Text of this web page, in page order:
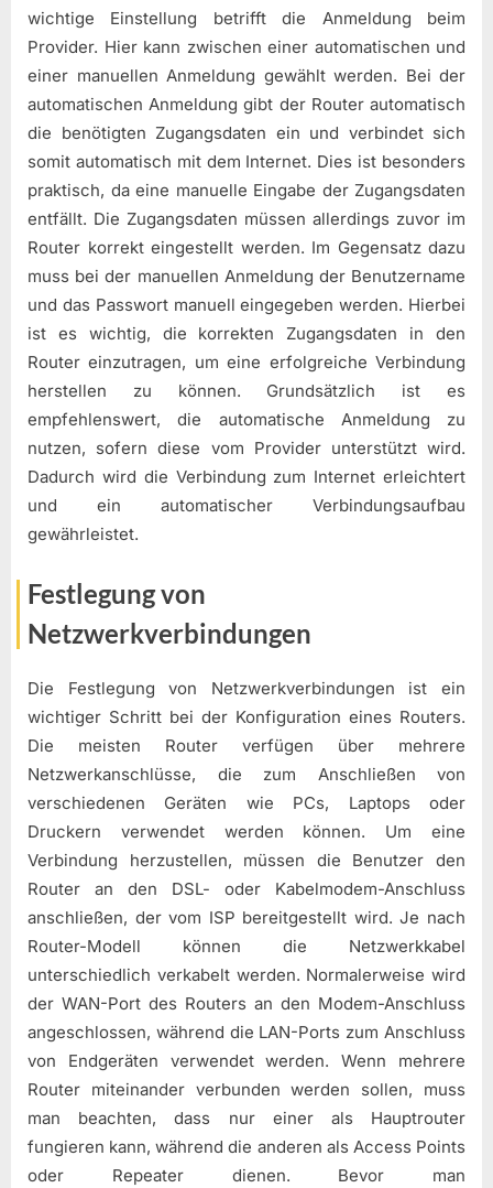
wichtige Einstellung betrifft die Anmeldung beim
Provider. Hier kann zwischen einer automatischen und
einer manuellen Anmeldung gewählt werden. Bei der
automatischen Anmeldung gibt der Router automatisch
die benötigten Zugangsdaten ein und verbindet sich
somit automatisch mit dem Internet. Dies ist besonders
praktisch, da eine manuelle Eingabe der Zugangsdaten
entfällt. Die Zugangsdaten müssen allerdings zuvor im
Router korrekt eingestellt werden. Im Gegensatz dazu
muss bei der manuellen Anmeldung der Benutzername
und das Passwort manuell eingegeben werden. Hierbei
ist es wichtig, die korrekten Zugangsdaten in den
Router einzutragen, um eine erfolgreiche Verbindung
herstellen zu können. Grundsätzlich ist es
empfehlenswert, die automatische Anmeldung zu
nutzen, sofern diese vom Provider unterstützt wird.
Dadurch wird die Verbindung zum Internet erleichtert
und ein automatischer Verbindungsaufbau
gewährleistet.
Festlegung von
Netzwerkverbindungen
Die Festlegung von Netzwerkverbindungen ist ein
wichtiger Schritt bei der Konfiguration eines Routers.
Die meisten Router verfügen über mehrere
Netzwerkanschlüsse, die zum Anschließen von
verschiedenen Geräten wie PCs, Laptops oder
Druckern verwendet werden können. Um eine
Verbindung herzustellen, müssen die Benutzer den
Router an den DSL- oder Kabelmodem-Anschluss
anschließen, der vom ISP bereitgestellt wird. Je nach
Router-Modell können die Netzwerkkabel
unterschiedlich verkabelt werden. Normalerweise wird
der WAN-Port des Routers an den Modem-Anschluss
angeschlossen, während die LAN-Ports zum Anschluss
von Endgeräten verwendet werden. Wenn mehrere
Router miteinander verbunden werden sollen, muss
man beachten, dass nur einer als Hauptrouter
fungieren kann, während die anderen als Access Points
oder Repeater dienen. Bevor man